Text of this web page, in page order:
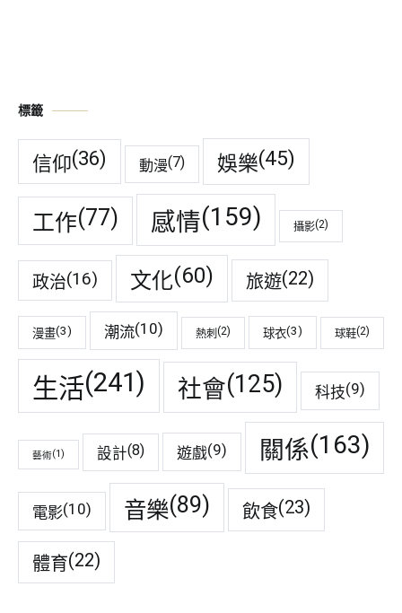
標籤
信仰(36) 動漫(7) 娛樂(45)
工作(77) 感情(159) 攝影(2)
政治(16) 文化(60) 旅遊(22)
漫畫(3) 潮流(10) 熱刺 (2) 球衣(3) 球鞋(2)
生活(241) 社會(125) 科技(9)
藝術(1) 設計(8) 遊戲(9) 關係(163)
電影(10) 音樂(89) 飲食(23)
體育(22)